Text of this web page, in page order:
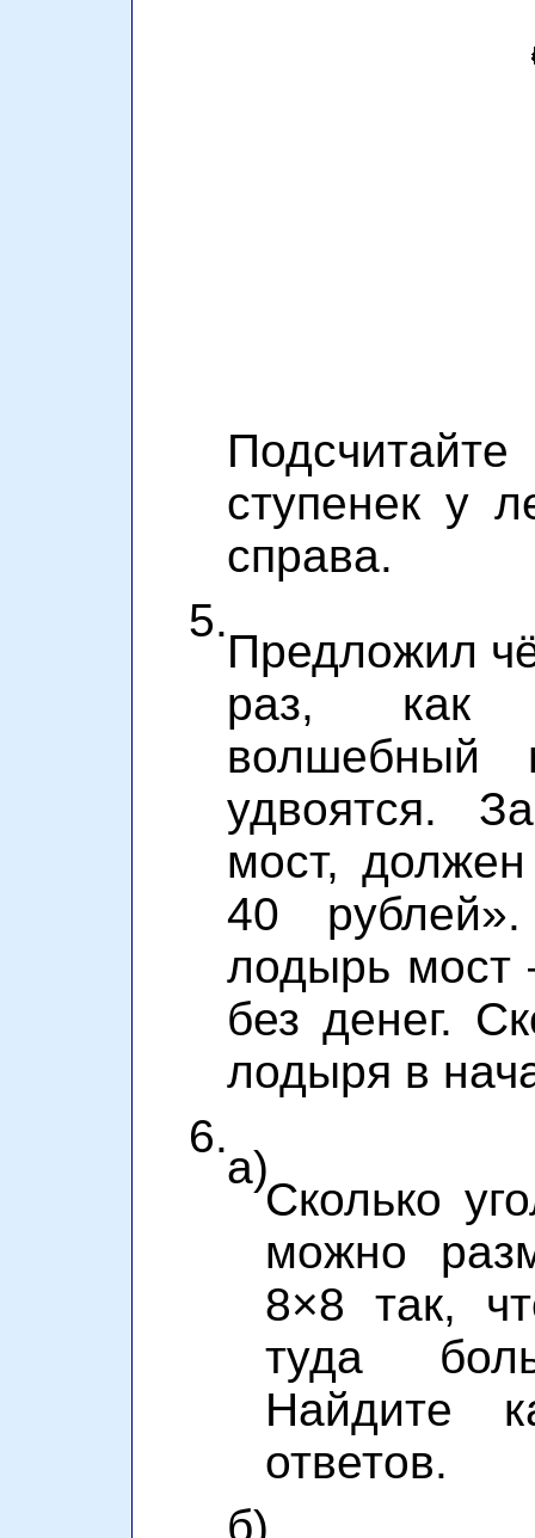
ступенек у
справа.
5.
Предложил
раз, как
волшебный
удвоятся.
мост,
40
лодырь мост
без денег.
лодыря в
6.
а)
Сколько
можно
8×8 так,
туда
Найдите
ответов.
б)